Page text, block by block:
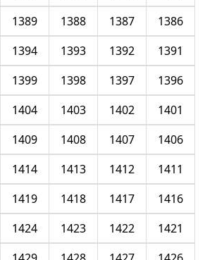
1386
1387
1388
1389
1391
1392
1393
1394
1396
1397
1398
1399
1401
1402
1403
1404
1406
1407
1408
1409
1411
1412
1413
1414
1416
1417
1418
1419
1421
1422
1423
1424